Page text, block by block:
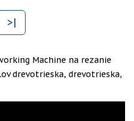
>|
Machine na rezanie
drevotrieska, drevotrieska,